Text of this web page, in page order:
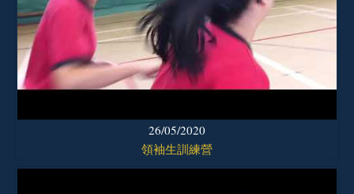
26/05/2020
領袖生訓練營